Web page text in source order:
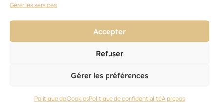
Gérer les services
Accepter
Refuser
Gérer les préférences
Politique de CookiesPolitique de confidentialitéA propos
Ces articles pourraient vous
intéresser
tout